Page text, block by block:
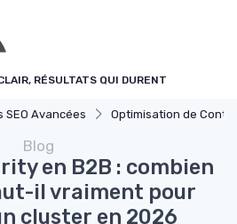
RÉSULTATS QUI DURENT
SEO Avancées Optimisation de
Blog
en B2B : combien
il vraiment pour
cluster en 2026